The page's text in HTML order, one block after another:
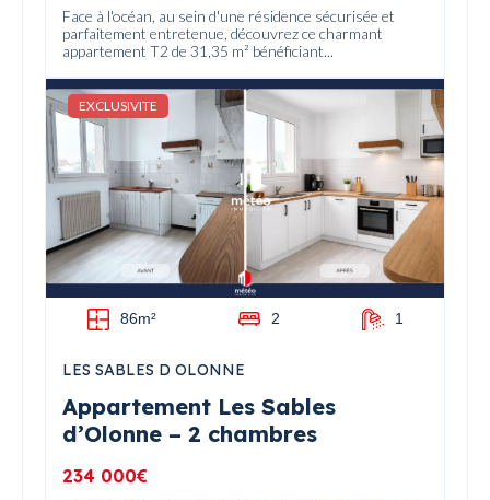
Face à l'océan, au sein d'une résidence sécurisée et
parfaitement entretenue, découvrez ce charmant
appartement T2 de 31,35 m² bénéficiant...
EXCLUSIVITE
86m² 2 1
Appartement Les Sables
d’Olonne – 2 chambres
LES SABLES D OLONNE
234 000€